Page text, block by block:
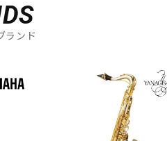
ランド